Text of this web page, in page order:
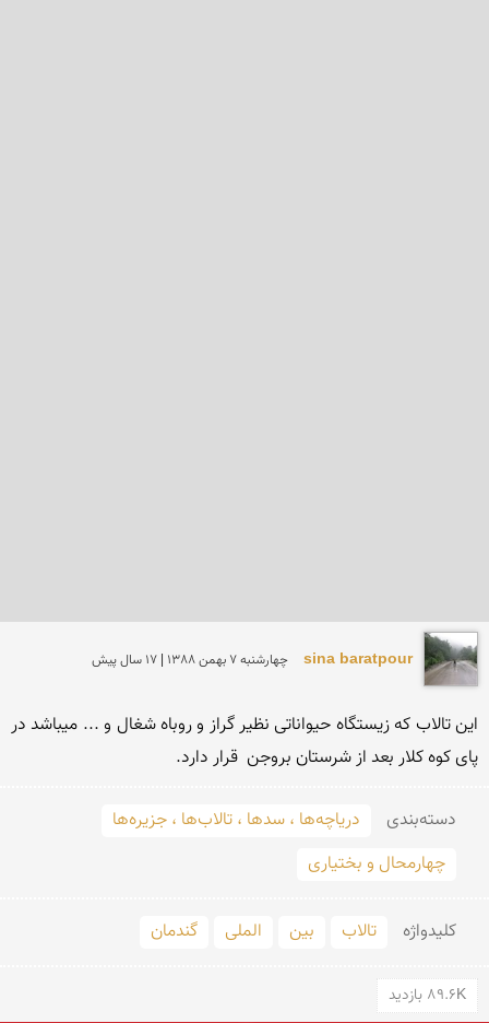
sina baratpour چهارشنبه 7 بهمن 1388 | 17 سال پیش
پای کوه کلار بعد از شرستان بروجن  قرار دارد.
دسته‌بندی
دریاچه‌ها ، سدها ، تالاب‌ها ، جزیره‌ها
چهارمحال و بختیاری
کلید‌واژه تالاب بین الملی گندمان
89.6K بازدید